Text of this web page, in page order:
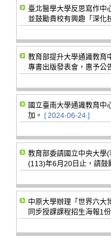
臺北醫學大學反思寫作中
並鼓勵貴校有興趣「深化
教育部提升大學通識教育
專書出版發表會，惠予公
國立臺南大學通識教育中
加。
[ 2024-06-24 ]
教育部委請國立中央大學
(113)年6月20日止，請鼓
中原大學辦理「世界六大
同步授課課程招生海報1